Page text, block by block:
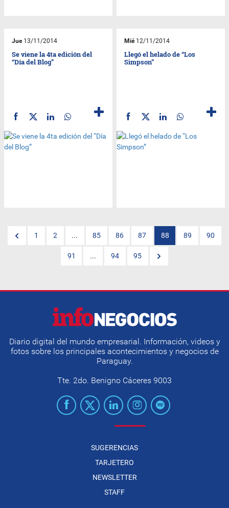
Jue13/11/2014
Se viene la 4ta edición del
“Día del Blog”
Mié12/11/2014
Llegó el helado de “Los
Simpson”
1 2 ... 85 86 87 88 89 90
91 ... 94 95
Diario digital del mundo empresarial. Información, videos y
fotos sobre los principales acontecimientos y negocios de
Paraguay.
Tte. 2do. Benigno Cáceres 9003
SUGERENCIAS
TARJETERO
NEWSLETTER
STAFF